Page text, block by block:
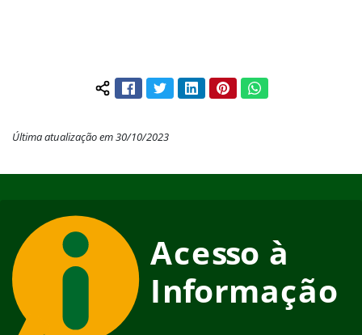
Compartilhar conteúdo:
FacebookTwitterLinkedInPinterestWhatsApp
Última atualização em 30/10/2023